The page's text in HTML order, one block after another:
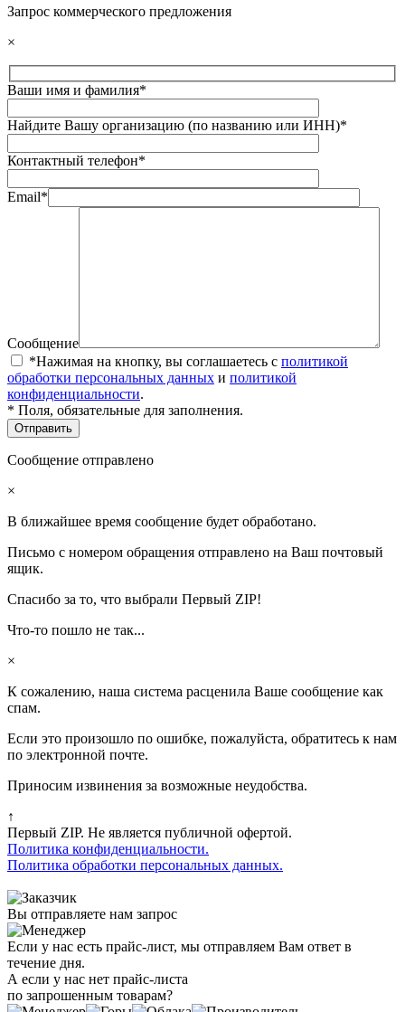
Запрос коммерческого предложения
×
Ваши имя и фамилия*
Найдите Вашу организацию (по названию или ИНН)*
Контактный телефон*
Email*
Сообщение
*Нажимая на кнопку, вы соглашаетесь с политикой
обработки персональных данных и политикой
конфиденциальности.
* Поля, обязательные для заполнения.
Сообщение отправлено
×
В ближайшее время сообщение будет обработано.
Письмо с номером обращения отправлено на Ваш почтовый
ящик.
Спасибо за то, что выбрали Первый ZIP!
Что-то пошло не так...
×
К сожалению, наша система расценила Ваше сообщение как
спам.
Если это произошло по ошибке, пожалуйста, обратитесь к нам
по электронной почте.
Приносим извинения за возможные неудобства.
↑
Первый ZIP. Не является публичной офертой.
Политика конфиденциальности.
Политика обработки персональных данных.
Вы отправляете нам запрос
Если у нас есть прайс-лист, мы отправляем Вам ответ в
течение дня.
А если у нас нет прайс-листа
по запрошенным товарам?